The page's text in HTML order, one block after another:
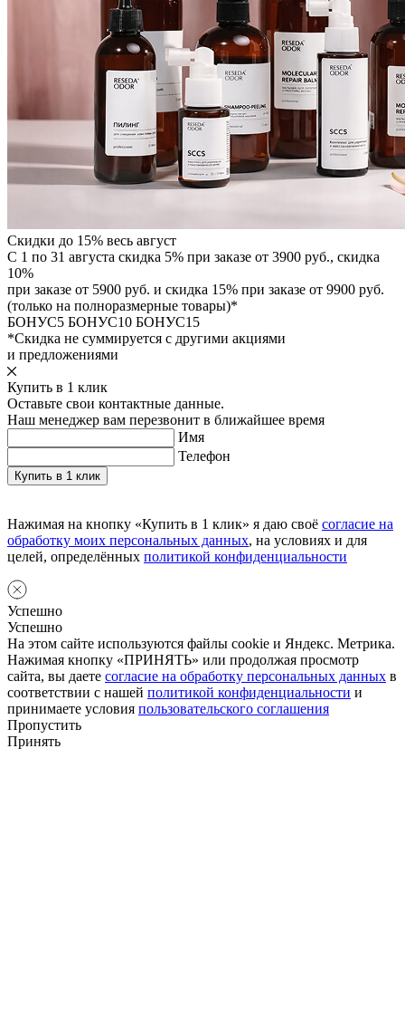
Скидки до 15% весь август
С 1 по 31 августа скидка 5% при заказе от 3900 руб., скидка
10%
при заказе от 5900 руб. и скидка 15% при заказе от 9900 руб.
(только на полноразмерные товары)*
БОНУС5 БОНУС10 БОНУС15
*Скидка не суммируется с другими акциями
и предложениями
Купить в 1 клик
Оставьте свои контактные данные.
Наш менеджер вам перезвонит в ближайшее время
Имя
Телефон
Нажимая на кнопку «Купить в 1 клик» я даю своё согласие на
обработку моих персональных данных, на условиях и для
целей, определённых политикой конфиденциальности
Успешно
Успешно
На этом сайте используются файлы cookie и Яндекс. Метрика.
Нажимая кнопку «ПРИНЯТЬ» или продолжая просмотр
сайта, вы даете согласие на обработку персональных данных в
соответствии с нашей политикой конфиденциальности и
принимаете условия пользовательского соглашения
Пропустить
Принять